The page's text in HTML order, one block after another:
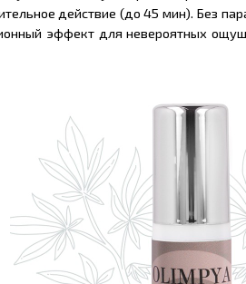
действие (до 45 мин). Без
эффект для невероятных